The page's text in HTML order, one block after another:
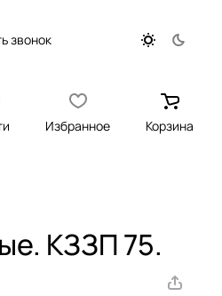
звонок
Избранное Корзина
КЗЗП 75.